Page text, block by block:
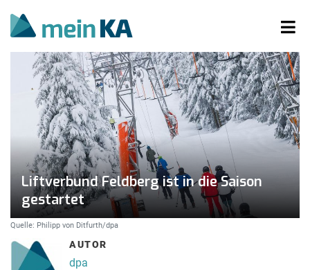
Liftverbund Feldberg ist in die Saison
gestartet
Quelle: Philipp von Ditfurth/dpa
AUTOR
dpa